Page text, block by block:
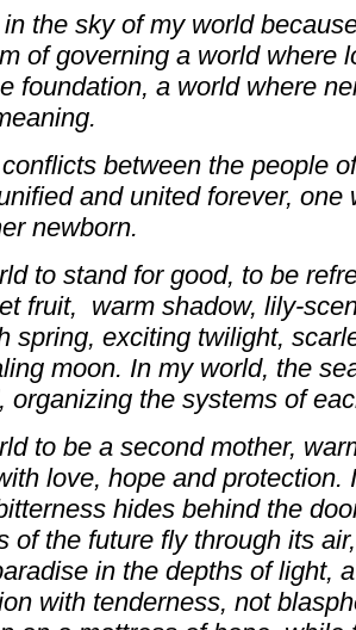
the sky of my world
of governing a world where
foundation, a world where
between the people
and united forever, one
newborn.
to stand for good, to be
fruit, warm shadow, lily-
spring, exciting twilight,
moon. In my world, the
organizing the systems of
to be a second mother,
love, hope and protection.
hides behind the
of the future fly through its
in the depths of light,
with tenderness, not